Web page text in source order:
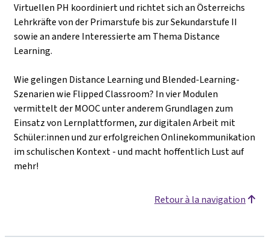
Virtuellen PH koordiniert und richtet sich an Österreichs
Lehrkräfte von der Primarstufe bis zur Sekundarstufe II
sowie an andere Interessierte am Thema Distance
Learning.
Wie gelingen Distance Learning und Blended-Learning-
Szenarien wie Flipped Classroom? In vier Modulen
vermittelt der MOOC unter anderem Grundlagen zum
Einsatz von Lernplattformen, zur digitalen Arbeit mit
Schüler:innen und zur erfolgreichen Onlinekommunikation
im schulischen Kontext - und macht hoffentlich Lust auf
mehr!
Retour à la navigation